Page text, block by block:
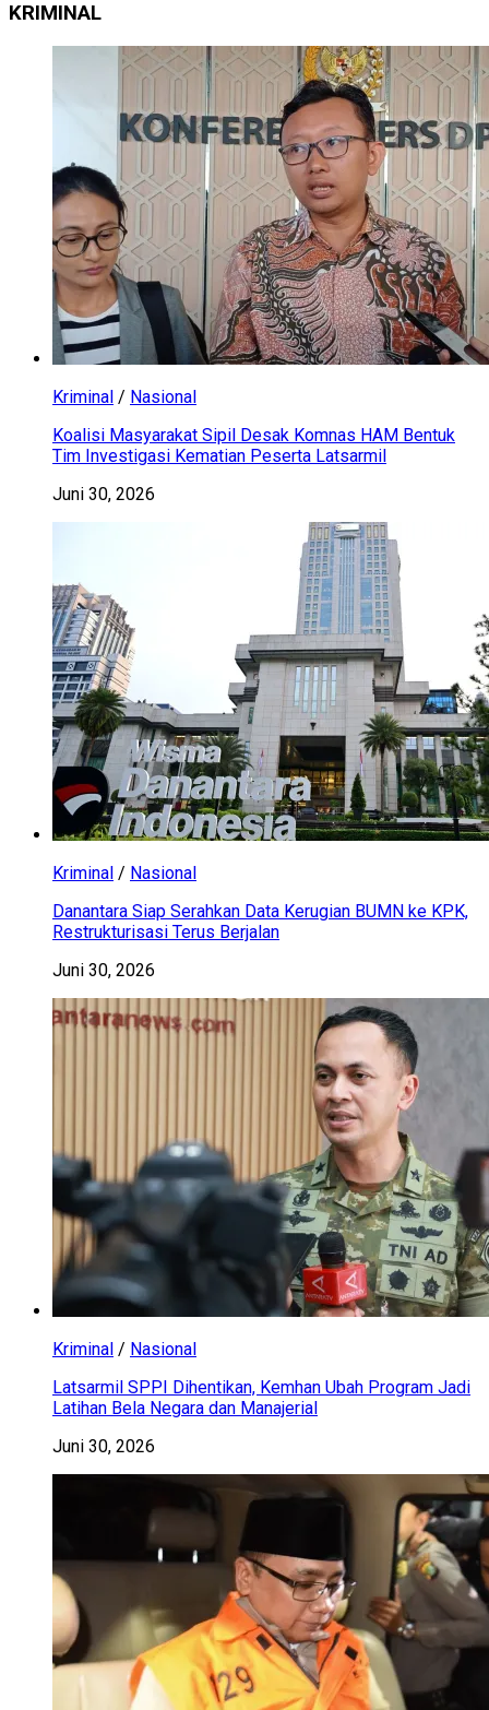
KRIMINAL
Kriminal / Nasional
Koalisi Masyarakat Sipil Desak Komnas HAM Bentuk
Tim Investigasi Kematian Peserta Latsarmil
Juni 30, 2026
Kriminal / Nasional
Danantara Siap Serahkan Data Kerugian BUMN ke KPK,
Restrukturisasi Terus Berjalan
Juni 30, 2026
Kriminal / Nasional
Latsarmil SPPI Dihentikan, Kemhan Ubah Program Jadi
Latihan Bela Negara dan Manajerial
Juni 30, 2026